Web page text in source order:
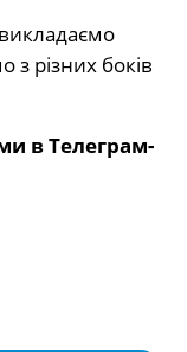
з різних боків
в Телеграм-